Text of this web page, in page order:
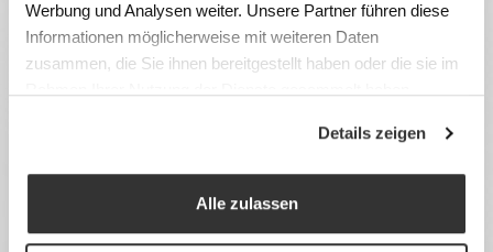
Werbung und Analysen weiter. Unsere Partner führen diese
Informationen möglicherweise mit weiteren Daten
zusammen, die Sie ihnen bereitgestellt haben oder die sie im
Details zeigen
Alle zulassen